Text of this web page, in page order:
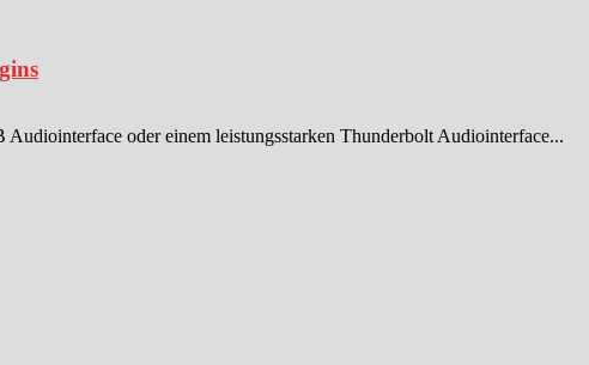
oder einem leistungsstarken Thunderbolt Audiointerface...